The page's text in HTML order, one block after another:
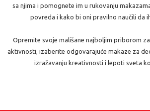
sa njima i pomognete im u rukovanju
povreda i kako bi oni pravilno naučili da
Opremite svoje mališane najboljim priborom
aktivnosti, izaberite odgovarajuće makaze za
izražavanju kreativnosti i lepoti sveta